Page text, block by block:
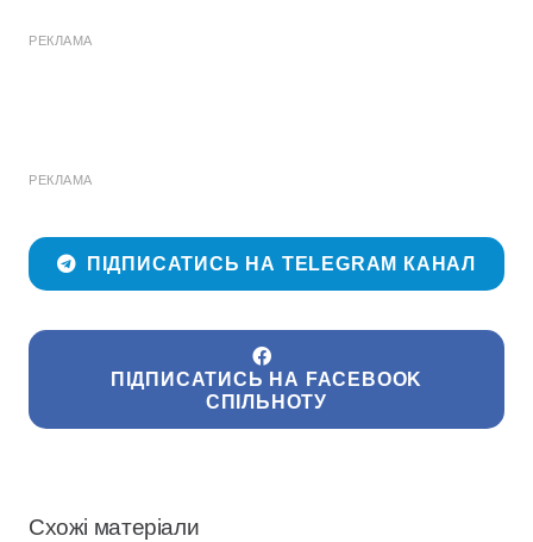
РЕКЛАМА
РЕКЛАМА
ПІДПИСАТИСЬ НА TELEGRAM КАНАЛ
ПІДПИСАТИСЬ НА FACEBOOK
СПІЛЬНОТУ
Схожі матеріали